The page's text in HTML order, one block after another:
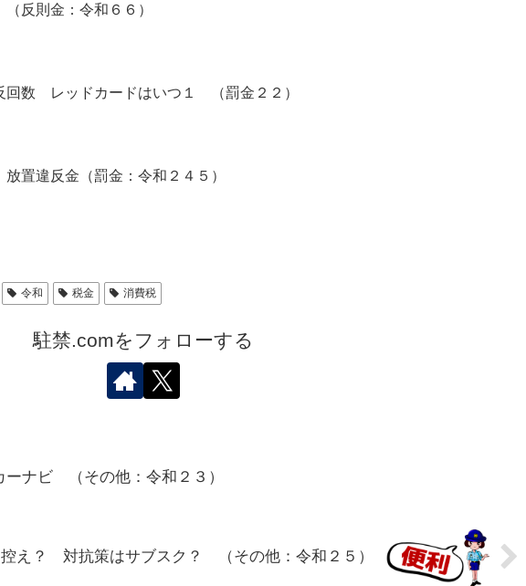
反則金：令和６６）
回数 レッドカードはいつ１ （罰金２２）
置違反金（罰金：令和２４５）
令和 税金 消費税
駐禁.comをフォローする
ーナビ （その他：令和２３）
え？ 対抗策はサブスク？ （その他：令和２５）